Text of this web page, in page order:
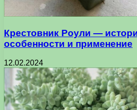
Крестовник Роули —
особенности и применение
12.02.2024